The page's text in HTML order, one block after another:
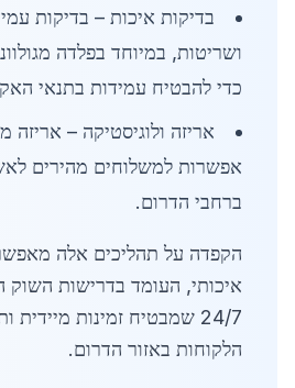
בדיקות איכות – בדיקות
ושריטות, במיוחד בפלדה
כדי להבטיח עמידות בתנאי
אריזה ולוגיסטיקה – אריזה
אפשרות למשלוחים מהירים
ברחבי הדרום.
הקפדה על תהליכים אלה
איכותי, העומד בדרישות השוק
24/7 שמבטיח זמינות
הלקוחות באזור הדרום.